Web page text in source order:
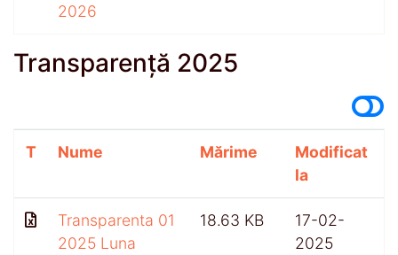
2026
Transparență 2025
T Nume Mărime
Modificat
la
Transparenta 01
2025 Luna
18.63 KB
17-02-
2025